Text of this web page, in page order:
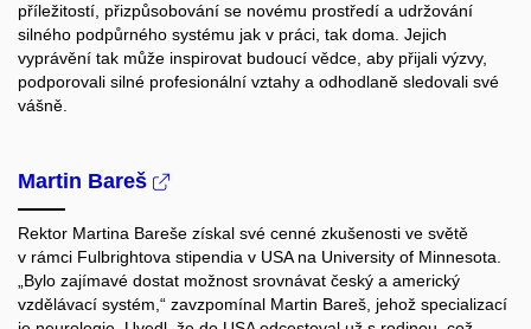
příležitostí, přizpůsobování se novému prostředí a udržování
silného podpůrného systému jak v práci, tak doma. Jejich
vyprávění tak může inspirovat budoucí vědce, aby přijali výzvy,
podporovali silné profesionální vztahy a odhodlaně sledovali své
vášně.
Martin Bareš
Rektor Martina Bareše získal své cenné zkušenosti ve světě
v rámci Fulbrightova stipendia v USA na University of Minnesota.
„Bylo zajímavé dostat možnost srovnávat český a americký
vzdělávací systém,“ zavzpomínal Martin Bareš, jehož specializací